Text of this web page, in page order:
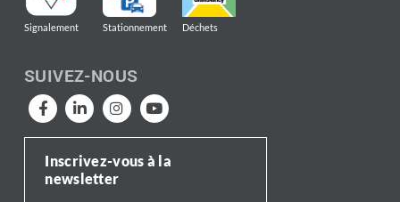
Signalement Stationnement Déchets
SUIVEZ-NOUS
Inscrivez-vous à la
newsletter